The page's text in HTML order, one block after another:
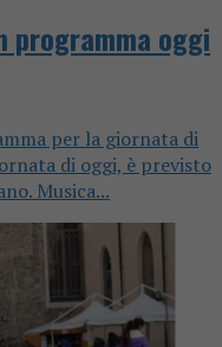
oggi
per la giornata di
di oggi, è previsto
Musica...